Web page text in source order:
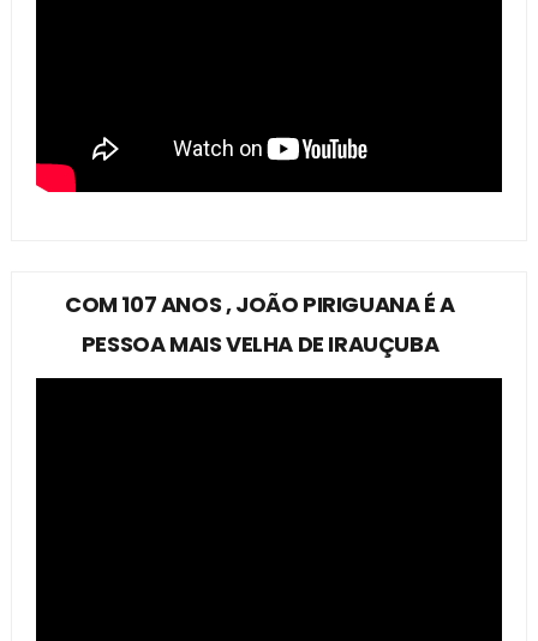
COM 107 ANOS , JOÃO PIRIGUANA É A
PESSOA MAIS VELHA DE IRAUÇUBA